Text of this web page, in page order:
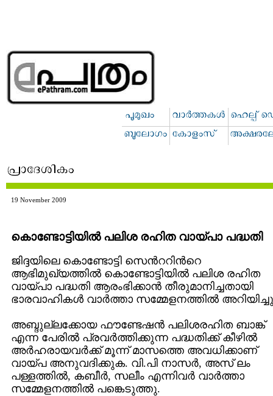
19 November 2009
കൊണ്ടോട്ടിയില്‍ പലിശ രഹിത വായ്പാ പദ്ധതി
ജിദ്ദയിലെ കൊണ്ടോട്ടി സെന്‍ററിന്‍റെ
ആഭിമുഖ്യത്തില്‍ കൊണ്ടോട്ടിയില്‍ പലിശ രഹിത
വായ്പാ പദ്ധതി ആരംഭിക്കാന്‍ തീരുമാനിച്ചതായി
ഭാരവാഹികള്‍ വാര്‍ത്താ സമ്മേളനത്തില്‍
അബ്ദുല്ലക്കോയ ഫൗണ്ടേഷന്‍ പലിശരഹിത ബാങ്ക്
എന്ന പേരില്‍ പ്രവര്‍ത്തിക്കുന്ന പദ്ധതിക്ക് കീഴില്‍
അര്‍ഹരായവര്‍ക്ക് മൂന്ന് മാസത്തെ അവധിക്കാണ്
വായ്പ അനുവദിക്കുക. വി.പി നാസര്‍, അസ് ലം
പള്ളത്തില്‍, കബീര്‍, സലീം എന്നിവര്‍ വാര്‍ത്താ
സമ്മേളനത്തില്‍ പങ്കെടുത്തു.